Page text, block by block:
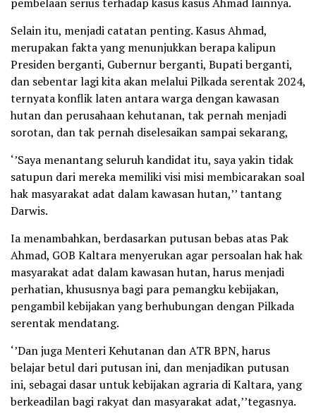
Selain itu, menjadi catatan penting. Kasus Ahmad,
merupakan fakta yang menunjukkan berapa kalipun
Presiden berganti, Gubernur berganti, Bupati berganti,
dan sebentar lagi kita akan melalui Pilkada serentak 2024,
ternyata konflik laten antara warga dengan kawasan
hutan dan perusahaan kehutanan, tak pernah menjadi
sorotan, dan tak pernah diselesaikan sampai sekarang,
‘’Saya menantang seluruh kandidat itu, saya yakin tidak
satupun dari mereka memiliki visi misi membicarakan soal
hak masyarakat adat dalam kawasan hutan,’’ tantang
Darwis.
Ia menambahkan, berdasarkan putusan bebas atas Pak
Ahmad, GOB Kaltara menyerukan agar persoalan hak hak
masyarakat adat dalam kawasan hutan, harus menjadi
perhatian, khususnya bagi para pemangku kebijakan,
pengambil kebijakan yang berhubungan dengan Pilkada
serentak mendatang.
‘’Dan juga Menteri Kehutanan dan ATR BPN, harus
belajar betul dari putusan ini, dan menjadikan putusan
ini, sebagai dasar untuk kebijakan agraria di Kaltara, yang
berkeadilan bagi rakyat dan masyarakat adat,’’tegasnya.